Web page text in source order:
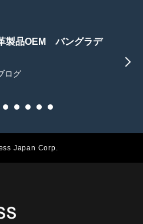
製品OEM バングラデ
ログ
Japan Corp.